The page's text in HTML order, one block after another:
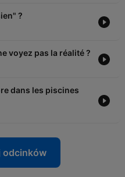
?
voyez pas la réalité ?
dans les piscines
odcinków